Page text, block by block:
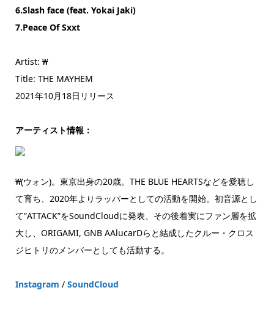
6.Slash face (feat. Yokai Jaki)
7.Peace Of Sxxt
Artist: ₩
Title: THE MAYHEM
2021年10月18日リリース
アーティスト情報：
₩(ウォン)。東京出身の20歳。THE BLUE HEARTSなどを愛聴し
て育ち、2020年よりラッパーとしての活動を開始。初音源とし
て”ATTACK”をSoundCloudに発表、その後着実にファン層を拡
大し、ORIGAMI, GNB AAlucarDらと結成したクルー・クロス
ジヒトリのメンバーとしても活動する。
Instagram / SoundCloud